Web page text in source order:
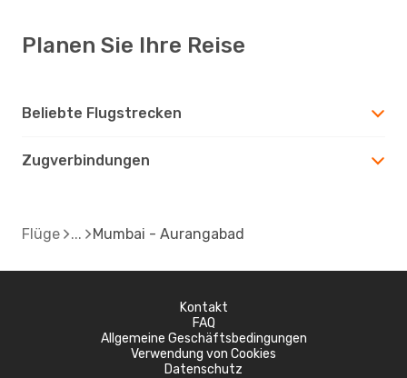
Planen Sie Ihre Reise
Beliebte Flugstrecken
Zugverbindungen
Flüge Mumbai - Aurangabad
Kontakt
FAQ
Allgemeine Geschäftsbedingungen
Verwendung von Cookies
Datenschutz